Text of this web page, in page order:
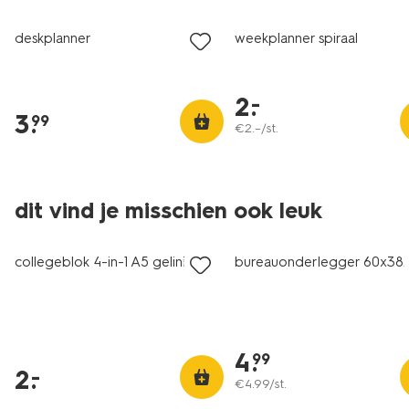
deskplanner
3.
99
weekplanner spiraal
2.
–
€2.–/st.
dit vind je misschien ook leuk
laag geprijsd
collegeblok 4-in-1 A5 gelinieerd
2.
–
bureauonderlegger
4.
99
€4.99/st.